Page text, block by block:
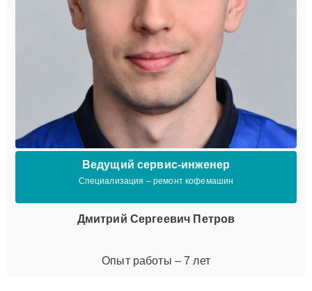
Ведущий сервис-инженер
Специализация – ремонт кофемашин
Дмитрий Сергеевич Петров
Опыт работы – 7 лет